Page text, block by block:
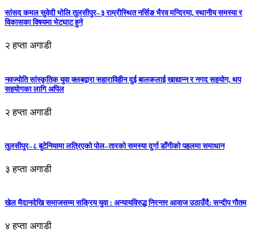
सांसद कमल सुवेदी भोलि तुलसीपुर–३ राम्रीस्थित नर्सिङ भैरव मन्दिरमा, स्थानीय समस्या र
विकासका विषयमा भेटघाट हुने
२ हप्ता अगाडी
नवज्योति सांस्कृतिक युवा क्लबद्वारा सहाराविहीन दुई बालकलाई खाद्यान्न र नगद सहयोग, थप
सहयोगका लागि अपिल
२ हप्ता अगाडी
तुलसीपुर–८ बुटेनियामा लत्रिएको पोल–तारको समस्या दुर्गा डाँगीको पहलमा समाधान
३ हप्ता अगाडी
खेल मैदानदेखि समाजसम्म सक्रिय युवा : अन्यायविरुद्ध निरन्तर आवाज उठाउँदै: सन्दीप गौतम
४ हप्ता अगाडी